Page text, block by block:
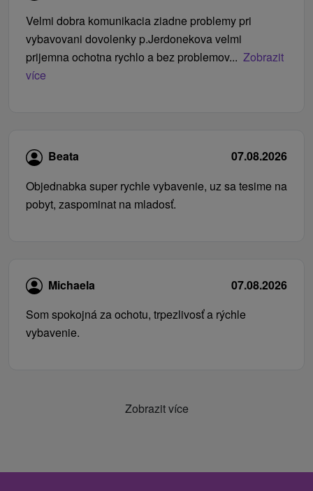
Velmi dobra komunikacia ziadne problemy pri
vybavovani dovolenky p.Jerdonekova velmi
prijemna ochotna rychlo a bez problemov... Zobrazit
více
Beata
07.08.2026
Objednabka super rychle vybavenie, uz sa tesime na
pobyt, zaspominat na mladosť.
Michaela
07.08.2026
Som spokojná za ochotu, trpezlivosť a rýchle
vybavenie.
Zobrazit více